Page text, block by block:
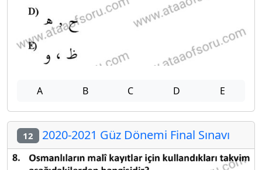
A B C D E
12 2020-2021 Güz Dönemi Final Sınavı